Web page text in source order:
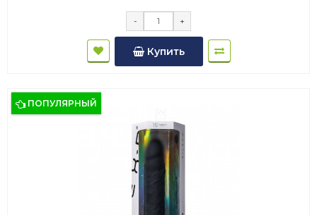
- +
Купить
ПОПУЛЯРНЫЙ